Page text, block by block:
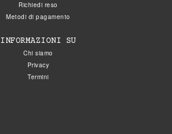
Richiedi reso
Metodi di pagamento
INFORMAZIONI SU
Chi siamo
Privacy
Termini